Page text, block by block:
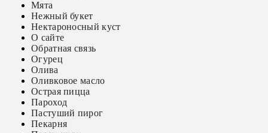
Мята
Нежный букет
Нектароносный куст
О сайте
Обратная связь
Огурец
Олива
Оливковое масло
Острая пицца
Пароход
Пастуший пирог
Пекарня